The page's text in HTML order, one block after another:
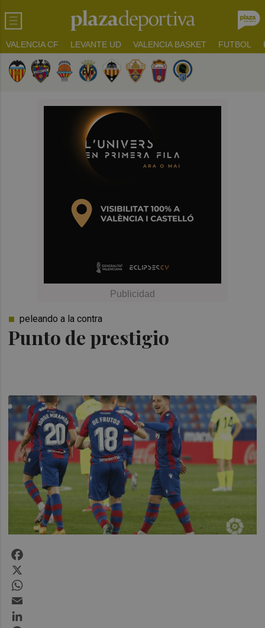
VALENCIA CF LEVANTE UD VALENCIA BASKET FUTBOL
Punto de prestigio
peleando a la contra